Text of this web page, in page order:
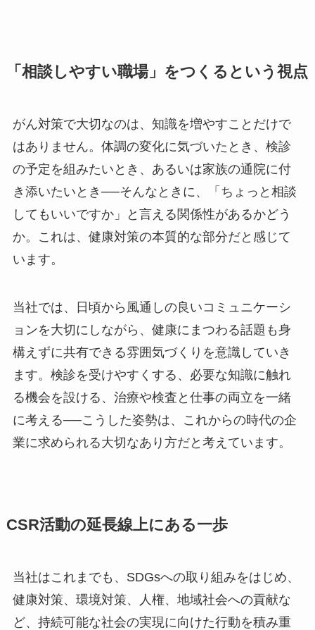
「相談しやすい職場」をつくるという視点
がん対策で大切なのは、知識を増やすことだけで
はありません。体調の変化に気づいたとき、検診
の予定を組みたいとき、あるいは家族の通院に付
き添いたいとき──そんなときに、「ちょっと相談
してもいいですか」と言える関係性があるかどう
か。これは、健康対策の本質的な部分だと感じて
います。
当社では、日頃から風通しの良いコミュニケーシ
ョンを大切にしながら、健康にまつわる話題も身
構えずに共有できる雰囲気づくりを意識していき
ます。検診を受けやすくする、必要な知識に触れ
る機会を設ける、治療や検査と仕事の両立を一緒
に考える──こうした姿勢は、これからの時代の企
業に求められる大切なあり方だと考えています。
CSR活動の延長線上にある一歩
当社はこれまでも、SDGsへの取り組みをはじめ、
健康対策、環境対策、人権、地域社会への貢献な
ど、持続可能な社会の実現に向けた行動を積み重